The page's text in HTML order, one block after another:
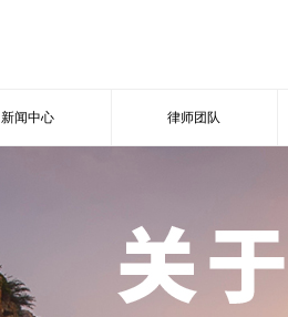
新闻中心 律师团队